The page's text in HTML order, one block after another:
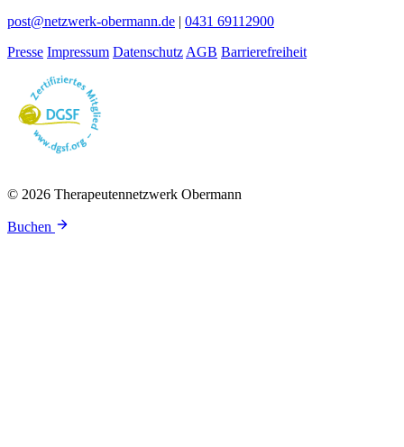
post@netzwerk-obermann.de | 0431 69112900
Presse Impressum Datenschutz AGB Barrierefreiheit
© 2026 Therapeutennetzwerk Obermann
Buchen